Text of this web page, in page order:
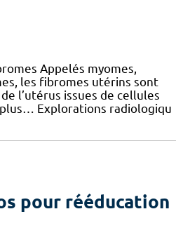
Appelés myomes,
les fibromes utérins sont
l’utérus issues de cellules
Explorations radiologiqu
pour rééducation